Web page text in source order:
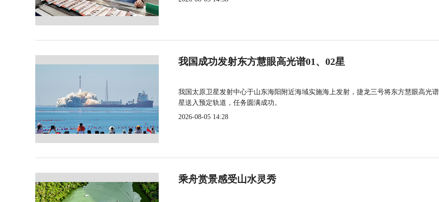
我国成功发射东方慧眼高光谱01、02星
我国太原卫星发射中心于山东海阳附近海域实施海上发射，捷龙三号将东方慧眼高光
星送入预定轨道，任务圆满成功。
2026-08-05 14:28
乘舟赏景感受山水灵秀